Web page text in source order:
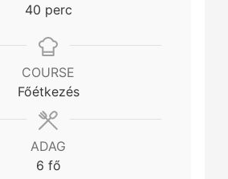
40minutes
perc
COURSE
Főétkezés
ADAG
6 fő